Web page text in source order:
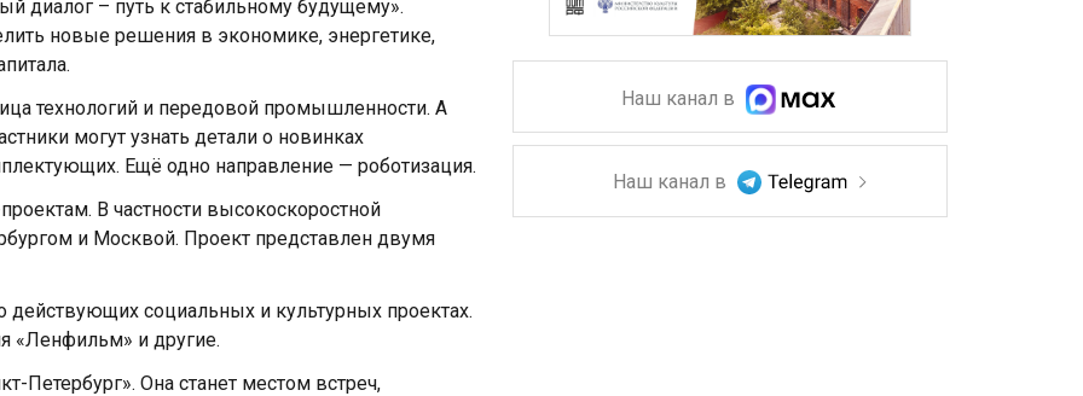
диалог – путь к стабильному будущему».
новые решения в экономике, энергетике,
технологий и передовой промышленности. А
могут узнать детали о новинках
Ещё одно направление — роботизация.
В частности высокоскоростной
и Москвой. Проект представлен двумя
действующих социальных и культурных проектах.
«Ленфильм» и другие.
Петербург». Она станет местом встреч,
Наш канал в
Наш канал в